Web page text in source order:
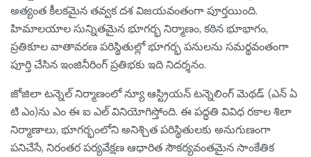
అత్యంత కీలకమైన తవ్వక దశ విజయవంతంగా పూర్తయింది.
హిమాలయాల సున్నితమైన భూగర్భ నిర్మాణం, కఠిన భూభాగం,
ప్రతికూల వాతావరణ పరిస్థితుల్లో భూగర్భ పనులను సమర్థవంతంగా
పూర్తి చేసిన ఇంజినీరింగ్ ప్రతిభకు ఇది నిదర్శనం.
జోజిలా టన్నెల్ నిర్మాణంలో న్యూ ఆస్ట్రియన్ టన్నెలింగ్ మెథడ్ (ఎన్ ఏ
టి ఎం)ను ఎం ఈ ఐ ఎల్ వినియోగిస్తోంది. ఈ పద్ధతి వివిధ రకాల శిలా
నిర్మాణాలు, భూగర్భంలోని అనిశ్చిత పరిస్థితులకు అనుగుణంగా
పనిచేసే, నిరంతర పర్యవేక్షణ ఆధారిత సౌకర్యవంతమైన సాంకేతిక